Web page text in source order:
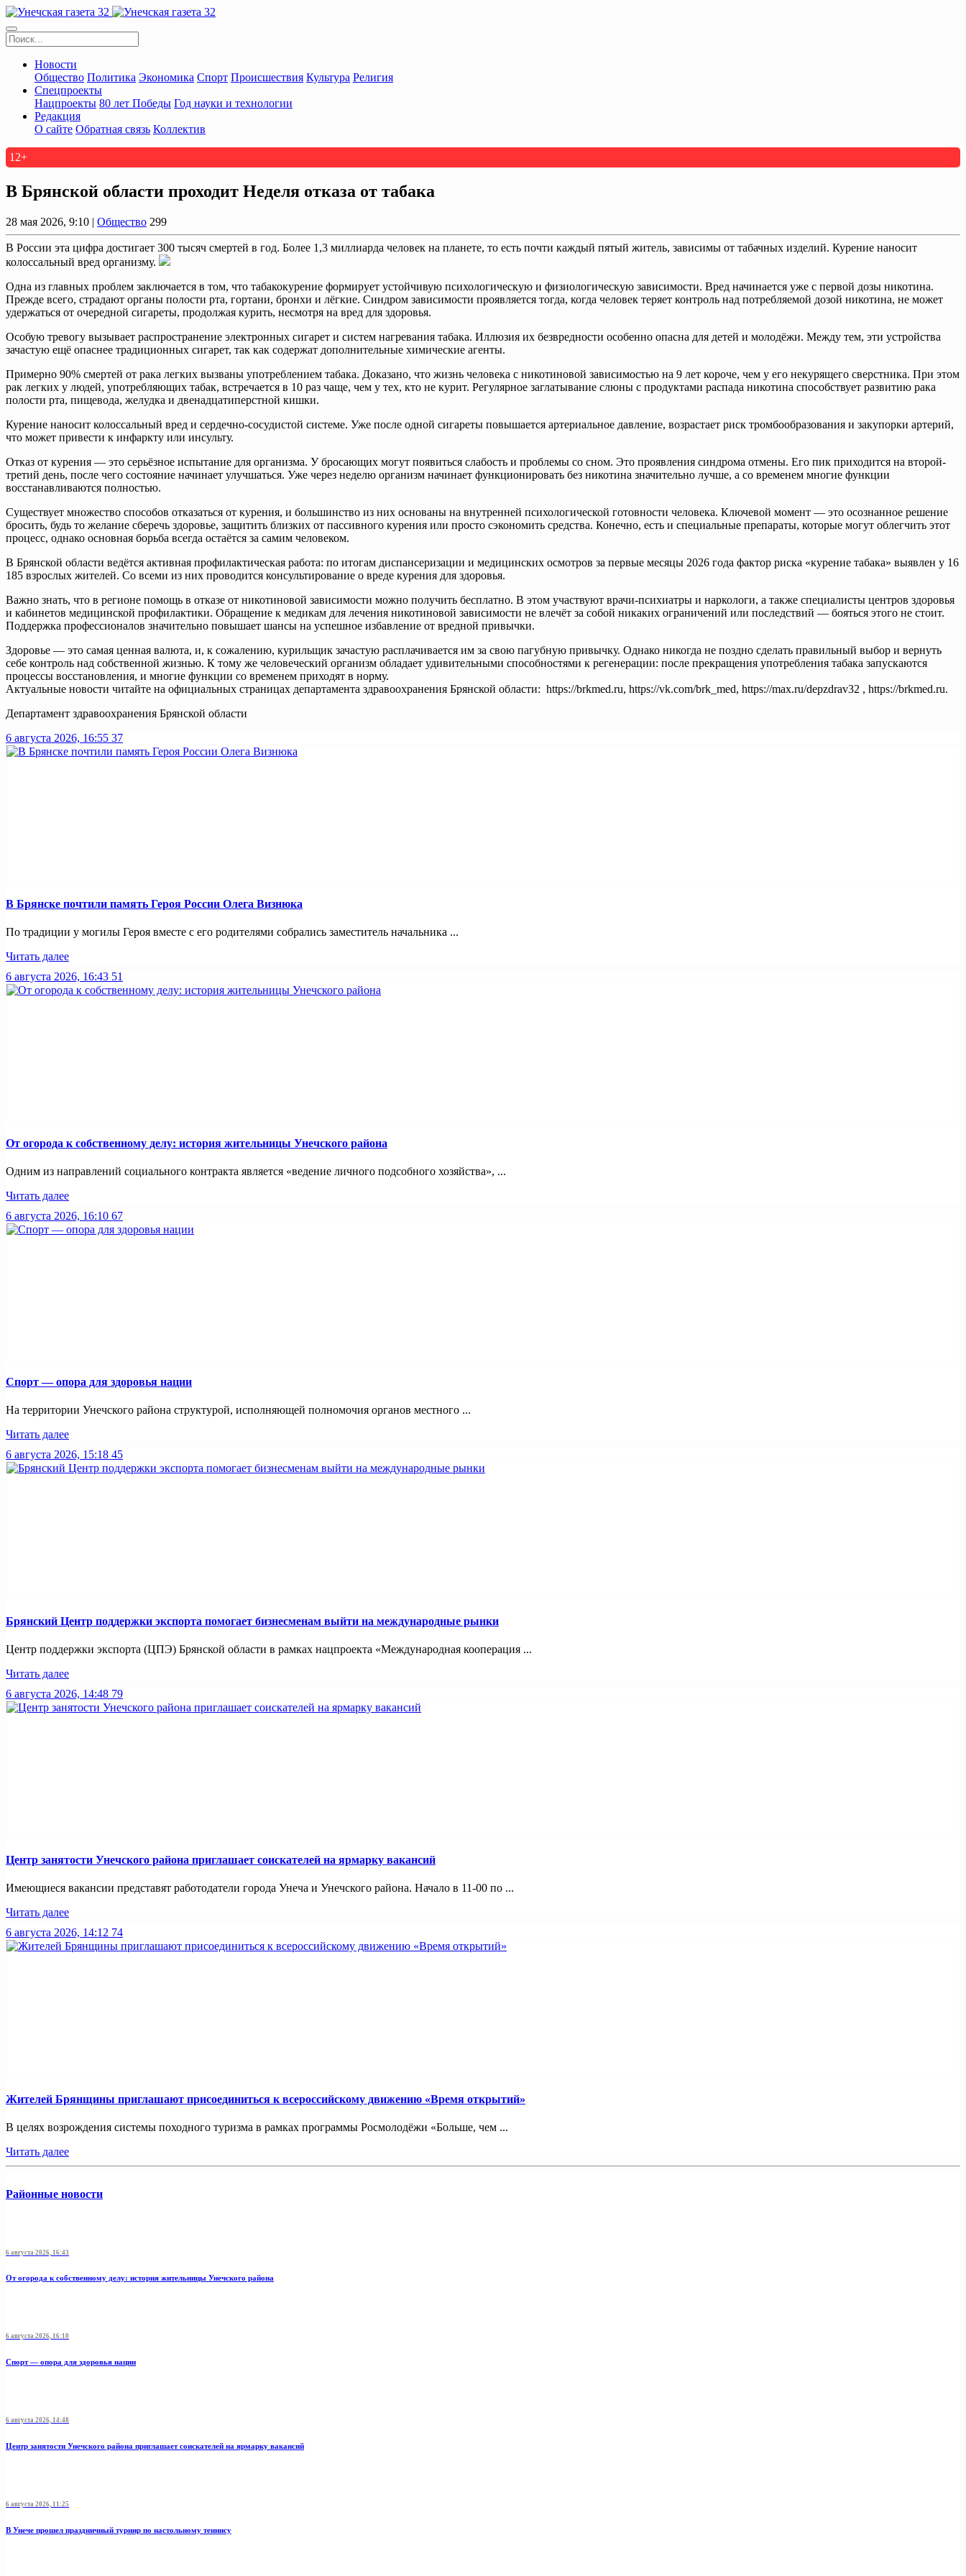
Новости
Общество Политика Экономика Спорт Происшествия Культура Религия
Спецпроекты
Нацпроекты 80 лет Победы Год науки и технологии
Редакция
О сайте Обратная связь Коллектив
12+
В Брянской области проходит Неделя отказа от табака
28 мая 2026, 9:10 | Общество 299
В России эта цифра достигает 300 тысяч смертей в год. Более 1,3 миллиарда человек на планете, то есть почти каждый пятый житель, зависимы от табачных изделий. Курение наносит
колоссальный вред организму.
Одна из главных проблем заключается в том, что табакокурение формирует устойчивую психологическую и физиологическую зависимости. Вред начинается уже с первой дозы никотина.
Прежде всего, страдают органы полости рта, гортани, бронхи и лёгкие. Синдром зависимости проявляется тогда, когда человек теряет контроль над потребляемой дозой никотина, не может
удержаться от очередной сигареты, продолжая курить, несмотря на вред для здоровья.
Особую тревогу вызывает распространение электронных сигарет и систем нагревания табака. Иллюзия их безвредности особенно опасна для детей и молодёжи. Между тем, эти устройства
зачастую ещё опаснее традиционных сигарет, так как содержат дополнительные химические агенты.
Примерно 90% смертей от рака легких вызваны употреблением табака. Доказано, что жизнь человека с никотиновой зависимостью на 9 лет короче, чем у его некурящего сверстника. При этом
рак легких у людей, употребляющих табак, встречается в 10 раз чаще, чем у тех, кто не курит. Регулярное заглатывание слюны с продуктами распада никотина способствует развитию рака
полости рта, пищевода, желудка и двенадцатиперстной кишки.
Курение наносит колоссальный вред и сердечно-сосудистой системе. Уже после одной сигареты повышается артериальное давление, возрастает риск тромбообразования и закупорки артерий,
что может привести к инфаркту или инсульту.
Отказ от курения — это серьёзное испытание для организма. У бросающих могут появиться слабость и проблемы со сном. Это проявления синдрома отмены. Его пик приходится на второй-
третий день, после чего состояние начинает улучшаться. Уже через неделю организм начинает функционировать без никотина значительно лучше, а со временем многие функции
восстанавливаются полностью.
Существует множество способов отказаться от курения, и большинство из них основаны на внутренней психологической готовности человека. Ключевой момент — это осознанное решение
бросить, будь то желание сберечь здоровье, защитить близких от пассивного курения или просто сэкономить средства. Конечно, есть и специальные препараты, которые могут облегчить этот
процесс, однако основная борьба всегда остаётся за самим человеком.
В Брянской области ведётся активная профилактическая работа: по итогам диспансеризации и медицинских осмотров за первые месяцы 2026 года фактор риска «курение табака» выявлен у 16
185 взрослых жителей. Со всеми из них проводится консультирование о вреде курения для здоровья.
Важно знать, что в регионе помощь в отказе от никотиновой зависимости можно получить бесплатно. В этом участвуют врачи-психиатры и наркологи, а также специалисты центров здоровья
и кабинетов медицинской профилактики. Обращение к медикам для лечения никотиновой зависимости не влечёт за собой никаких ограничений или последствий — бояться этого не стоит.
Поддержка профессионалов значительно повышает шансы на успешное избавление от вредной привычки.
Здоровье — это самая ценная валюта, и, к сожалению, курильщик зачастую расплачивается им за свою пагубную привычку. Однако никогда не поздно сделать правильный выбор и вернуть
себе контроль над собственной жизнью. К тому же человеческий организм обладает удивительными способностями к регенерации: после прекращения употребления табака запускаются
процессы восстановления, и многие функции со временем приходят в норму.
Актуальные новости читайте на официальных страницах департамента здравоохранения Брянской области: https://brkmed.ru, https://vk.com/brk_med, https://max.ru/depzdrav32 , https://brkmed.ru.
Департамент здравоохранения Брянской области
6 августа 2026, 16:55 37
В Брянске почтили память Героя России Олега Визнюка
По традиции у могилы Героя вместе с его родителями собрались заместитель начальника ...
Читать далее
6 августа 2026, 16:43 51
От огорода к собственному делу: история жительницы Унечского района
Одним из направлений социального контракта является «ведение личного подсобного хозяйства», ...
Читать далее
6 августа 2026, 16:10 67
Спорт — опора для здоровья нации
На территории Унечского района структурой, исполняющей полномочия органов местного ...
Читать далее
6 августа 2026, 15:18 45
Брянский Центр поддержки экспорта помогает бизнесменам выйти на международные рынки
Центр поддержки экспорта (ЦПЭ) Брянской области в рамках нацпроекта «Международная кооперация ...
Читать далее
6 августа 2026, 14:48 79
Центр занятости Унечского района приглашает соискателей на ярмарку вакансий
Имеющиеся вакансии представят работодатели города Унеча и Унечского района. Начало в 11-00 по ...
Читать далее
6 августа 2026, 14:12 74
Жителей Брянщины приглашают присоединиться к всероссийскому движению «Время открытий»
В целях возрождения системы походного туризма в рамках программы Росмолодёжи «Больше, чем ...
Читать далее
Районные новости
6 августа 2026, 16:43
От огорода к собственному делу: история жительницы Унечского района
6 августа 2026, 16:10
Спорт — опора для здоровья нации
6 августа 2026, 14:48
Центр занятости Унечского района приглашает соискателей на ярмарку вакансий
6 августа 2026, 11:25
В Унече прошел праздничный турнир по настольному теннису